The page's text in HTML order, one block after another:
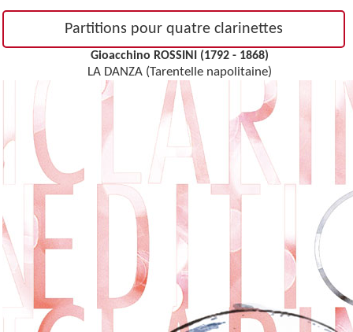
Partitions pour quatre clarinettes
Gioacchino ROSSINI (1792 - 1868)
LA DANZA (Tarentelle napolitaine)